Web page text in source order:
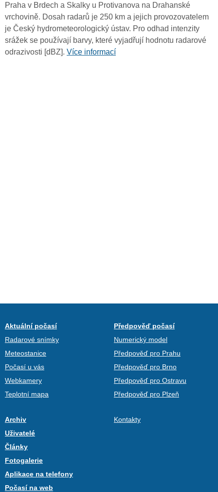
Praha v Brdech a Skalky u Protivanova na Drahanské
vrchovině. Dosah radarů je 250 km a jejich provozovatelem
je Český hydrometeorologický ústav. Pro odhad intenzity
srážek se používají barvy, které vyjadřují hodnotu radarové
odrazivosti [dBZ]. Více informací
Aktuální počasí
Radarové snímky
Meteostanice
Počasí u vás
Webkamery
Teplotní mapa
Předpověď počasí
Numerický model
Předpověď pro Prahu
Předpověď pro Brno
Předpověď pro Ostravu
Předpověď pro Plzeň
Archiv
Uživatelé
Články
Fotogalerie
Aplikace na telefony
Počasí na web
Kontakty